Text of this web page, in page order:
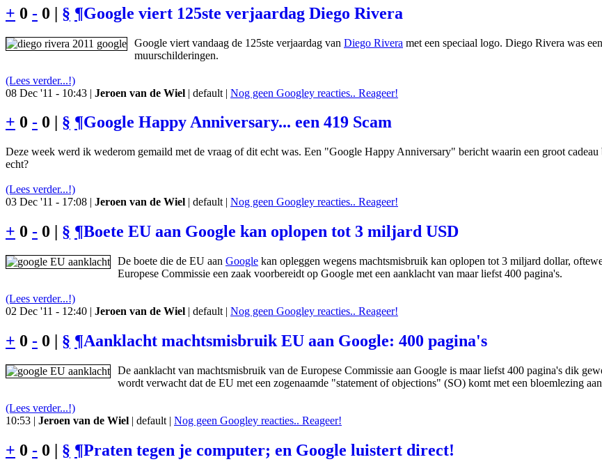
+ 0 - 0 | § ¶Google viert 125ste verjaardag Diego Rivera
Google viert vandaag de 125ste verjaardag van Diego Rivera met een speciaal logo. Diego Rivera was
muurschilderingen.
(Lees verder...!)
08 Dec '11 - 10:43 | Jeroen van de Wiel | default | Nog geen Googley reacties.. Reageer!
+ 0 - 0 | § ¶Google Happy Anniversary... een 419 Scam
Deze week werd ik wederom gemaild met de vraag of dit echt was. Een "Google Happy Anniversary" bericht waarin een groot
echt?
(Lees verder...!)
03 Dec '11 - 17:08 | Jeroen van de Wiel | default | Nog geen Googley reacties.. Reageer!
+ 0 - 0 | § ¶Boete EU aan Google kan oplopen tot 3 miljard USD
De boete die de EU aan Google kan opleggen wegens machtsmisbruik kan oplopen tot 3 miljard dollar,
Europese Commissie een zaak voorbereidt op Google met een aanklacht van maar liefst 400 pagina's.
(Lees verder...!)
02 Dec '11 - 12:40 | Jeroen van de Wiel | default | Nog geen Googley reacties.. Reageer!
+ 0 - 0 | § ¶Aanklacht machtsmisbruik EU aan Google: 400 pagina's
De aanklacht van machtsmisbruik van de Europese Commissie aan Google is maar liefst 400 pagina's dik
wordt verwacht dat de EU met een zogenaamde "statement of objections" (SO) komt met een bloemlezing
(Lees verder...!)
10:53 | Jeroen van de Wiel | default | Nog geen Googley reacties.. Reageer!
+ 0 - 0 | § ¶Praten tegen je computer; en Google luistert direct!